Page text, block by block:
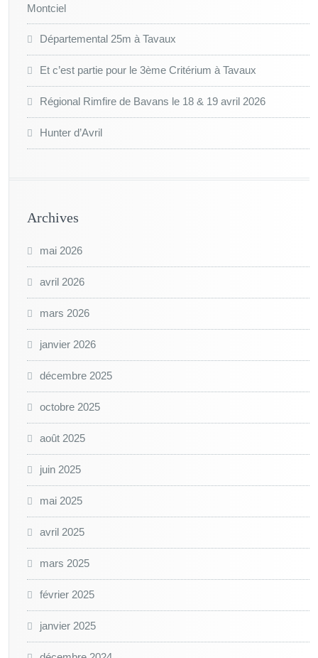
Montciel
Départemental 25m à Tavaux
Et c’est partie pour le 3ème Critérium à Tavaux
Régional Rimfire de Bavans le 18 & 19 avril 2026
Hunter d’Avril
Archives
mai 2026
avril 2026
mars 2026
janvier 2026
décembre 2025
octobre 2025
août 2025
juin 2025
mai 2025
avril 2025
mars 2025
février 2025
janvier 2025